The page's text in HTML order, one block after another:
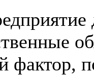
фактор,